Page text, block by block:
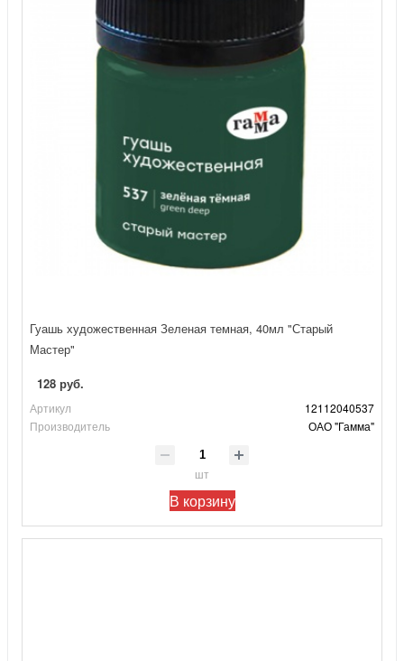
Гуашь художественная Зеленая темная, 40мл "Старый
Мастер"
128 руб.
Артикул
12112040537
Производитель
ОАО "Гамма"
шт
В корзину